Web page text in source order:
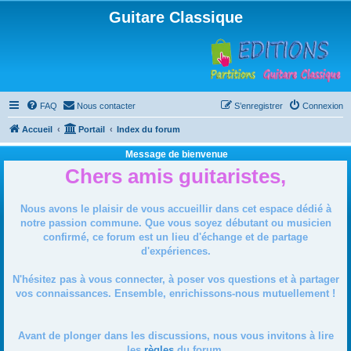
Guitare Classique
FAQ Nous contacter Connexion
S’enregistrer
Accueil Portail Index du forum
Message de bienvenue
Chers amis guitaristes,
Nous avons le plaisir de vous accueillir dans cet espace dédié à
notre passion commune. Que vous soyez débutant ou musicien
confirmé, ce forum est un lieu d'échange et de partage
d'expériences.
N'hésitez pas à vous connecter, à poser vos questions et à partager
vos connaissances. Ensemble, enrichissons-nous mutuellement !
Avant de plonger dans les discussions, nous vous invitons à lire